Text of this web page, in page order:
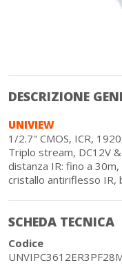
DESCRIZIONE
UNIVIEW
1/2.7" CMOS, ICR,
Triplo stream, DC12V
distanza IR: fino a 30m,
cristallo antiriflesso IR,
SCHEDA TECNICA
Codice